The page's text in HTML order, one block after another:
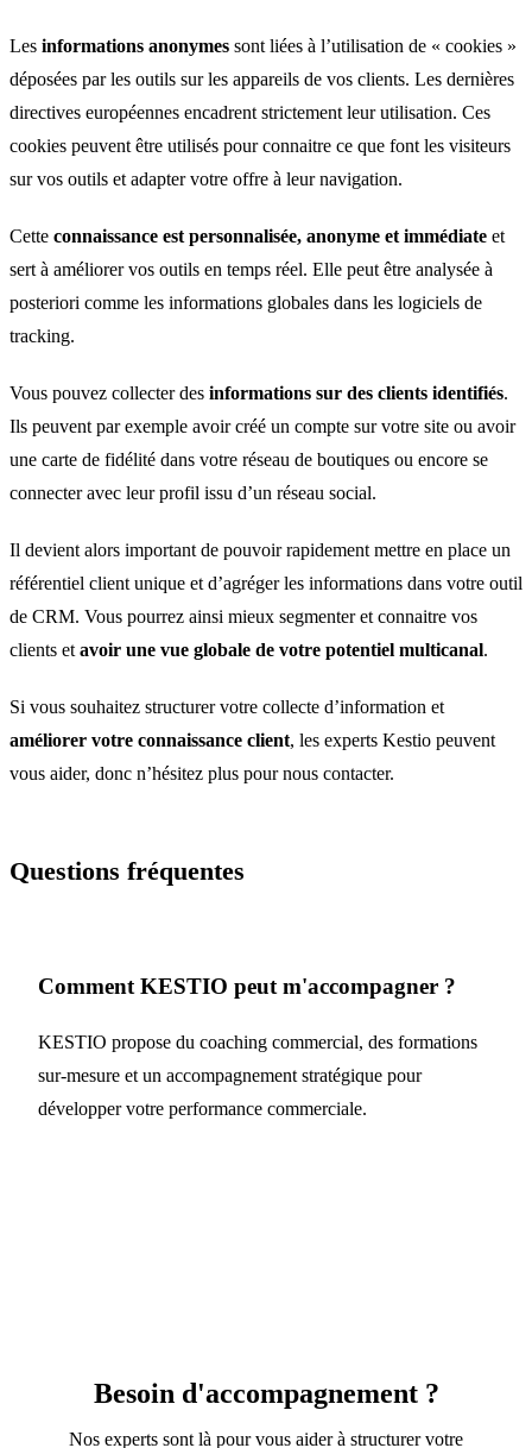
Les informations anonymes sont liées à l’utilisation de « cookies »
déposées par les outils sur les appareils de vos clients. Les dernières
directives européennes encadrent strictement leur utilisation. Ces
cookies peuvent être utilisés pour connaitre ce que font les visiteurs
sur vos outils et adapter votre offre à leur navigation.
Cette connaissance est personnalisée, anonyme et immédiate et
sert à améliorer vos outils en temps réel. Elle peut être analysée à
posteriori comme les informations globales dans les logiciels de
tracking.
Vous pouvez collecter des informations sur des clients identifiés.
Ils peuvent par exemple avoir créé un compte sur votre site ou avoir
une carte de fidélité dans votre réseau de boutiques ou encore se
connecter avec leur profil issu d’un réseau social.
Il devient alors important de pouvoir rapidement mettre en place un
référentiel client unique et d’agréger les informations dans votre outil
de CRM. Vous pourrez ainsi mieux segmenter et connaitre vos
clients et avoir une vue globale de votre potentiel multicanal.
Si vous souhaitez structurer votre collecte d’information et
améliorer votre connaissance client, les experts Kestio peuvent
vous aider, donc n’hésitez plus pour nous contacter.
Questions fréquentes
Comment KESTIO peut m'accompagner ?
KESTIO propose du coaching commercial, des formations
sur-mesure et un accompagnement stratégique pour
développer votre performance commerciale.
Besoin d'accompagnement ?
Nos experts sont là pour vous aider à structurer votre